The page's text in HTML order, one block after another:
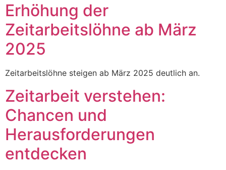
Erhöhung der
Zeitarbeitslöhne ab März
2025
Zeitarbeitslöhne steigen ab März 2025 deutlich an.
Zeitarbeit verstehen:
Chancen und
Herausforderungen
entdecken